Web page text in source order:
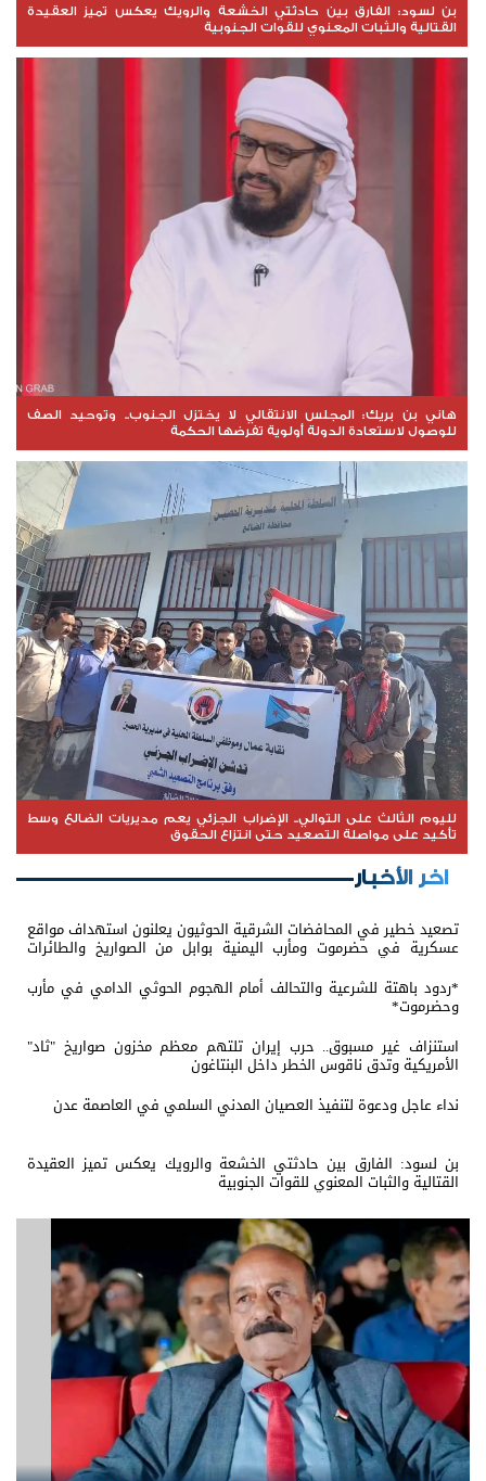
بن لسود: الفارق بين حادثتي الخشعة والرويك يعكس تميز العقيدة
القتالية والثبات المعنوي للقوات الجنوبية
هاني بن بريك: المجلس الانتقالي لا يختزل الجنوب.. وتوحيد الصف
للوصول لاستعادة الدولة أولوية تفرضها الحكمة
لليوم الثالث على التوالي.. الإضراب الجزئي يعم مديريات الضالع وسط
تأكيد على مواصلة التصعيد حتى انتزاع الحقوق
اخر الأخبار
تصعيد خطير في المحافضات الشرقية الحوثيون يعلنون استهداف مواقع
عسكرية في حضرموت ومأرب اليمنية بوابل من الصواريخ والطائرات
*ردود باهتة للشرعية والتحالف أمام الهجوم الحوثي الدامي في مأرب
وحضرموت*
استنزاف غير مسبوق.. حرب إيران تلتهم معظم مخزون صواريخ "ثاد"
الأمريكية وتدق ناقوس الخطر داخل البنتاغون
نداء عاجل ودعوة لتنفيذ العصيان المدني السلمي في العاصمة عدن
بن لسود: الفارق بين حادثتي الخشعة والرويك يعكس تميز العقيدة
القتالية والثبات المعنوي للقوات الجنوبية